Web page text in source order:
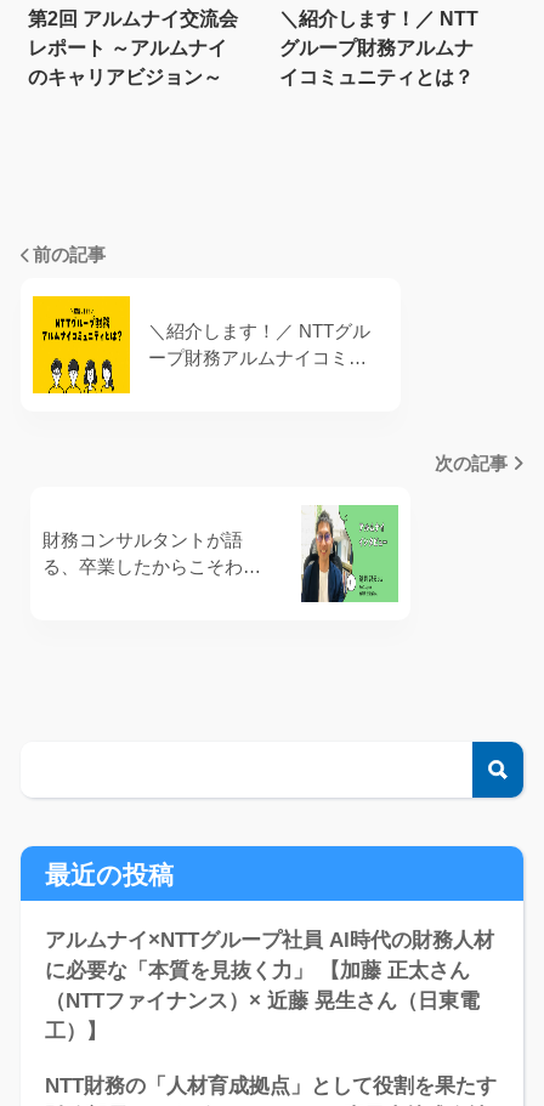
第2回 アルムナイ交流会
レポート ～アルムナイ
のキャリアビジョン～
＼紹介します！／ NTT
グループ財務アルムナ
イコミュニティとは？
前の記事
＼紹介します！／ NTTグル
ープ財務アルムナイコミュ
次の記事
財務コンサルタントが語
る、卒業したからこそわか
最近の投稿
アルムナイ×NTTグループ社員 AI時代の財務人材
に必要な「本質を見抜く力」 【加藤 正太さん
（NTTファイナンス）× 近藤 晃生さん（日東電
工）】
NTT財務の「人材育成拠点」として役割を果たす